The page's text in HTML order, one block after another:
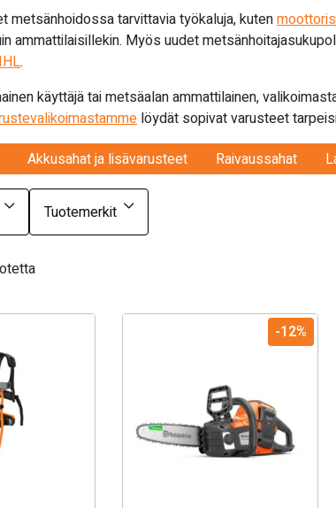
metsänhoidossa tarvittavia työkaluja, kuten
ammattilaisillekin. Myös uudet
.
käyttäjä tai metsäalan ammattilainen,
löydät sopivat varusteet
Akkusahat ja lisävarusteet Raivaussahat
Tuotemerkit
-12%